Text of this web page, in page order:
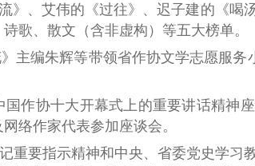
流》、艾伟的 《过往》、迟子建的 《喝
歌、散文（含非虚构）等五大榜单。
编朱辉等带领省作协文学志愿服务
作协十大开幕式上的重要讲话精神
络作家代表参加座谈会。
要指示精神和中央、省委党史学习